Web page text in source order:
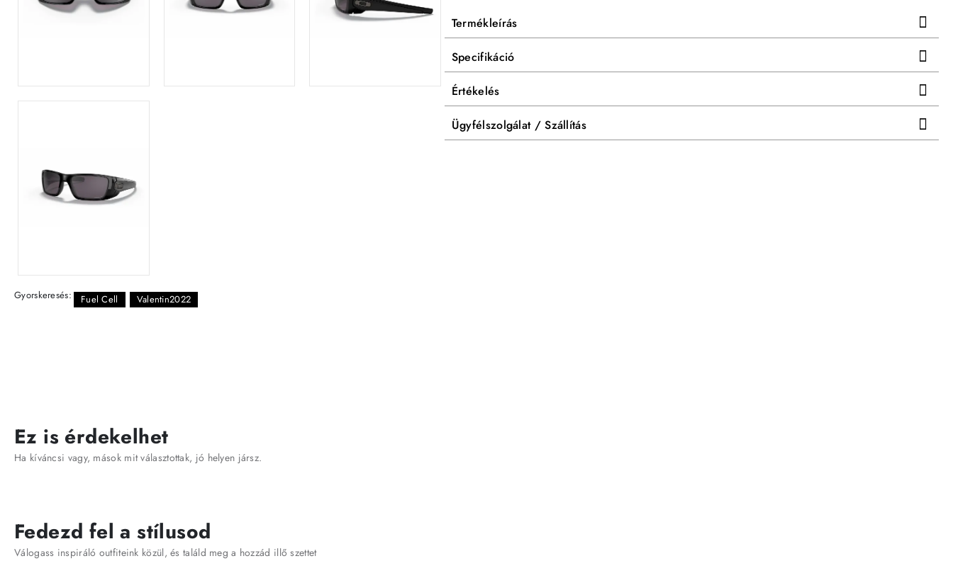
Termékleírás
Specifikáció
Értékelés
Ügyfélszolgálat / Szállítás
Gyorskeresés: Fuel Cell Valentin2022
Ez is érdekelhet
Ha kíváncsi vagy, mások mit választottak, jó helyen jársz.
Fedezd fel a stílusod
Válogass inspiráló outfiteink közül, és találd meg a hozzád illő szettet